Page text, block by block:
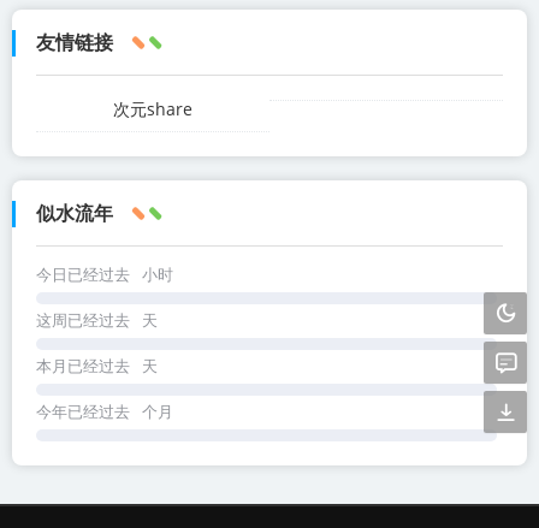
友情链接
次元share
似水流年
今日已经过去 小时
这周已经过去 天
本月已经过去 天
今年已经过去 个月